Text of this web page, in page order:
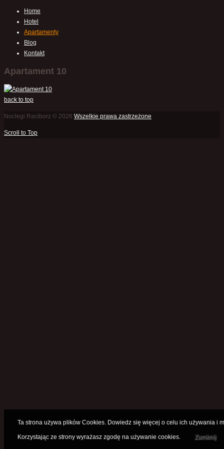
Home
Hotel
Apartamenty
Blog
Kontakt
Apartament 10
back to top
Noclegi Raciborz © 2026 Wszelkie prawa zastrzeżone
Scroll to Top
Ta strona używa plików Cookies. Dowiedz się więcej o celu ich używania i
Korzystając ze strony wyrażasz zgodę na używanie cookies. Zamknij